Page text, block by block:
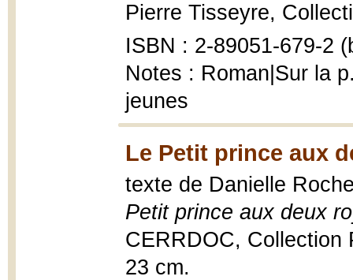
Pierre Tisseyre,
ISBN : 2-89051-679-2
Notes : Roman|Sur la
jeunes
Le Petit prince aux
texte de Danielle
Petit prince aux deux
CERRDOC, Collection
23 cm.